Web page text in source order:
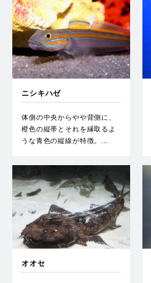
ニシキハゼ
体側の中央からやや背側に、
橙色の縦帯とそれを縁取るよ
うな青色の縦線が特徴。…
オオセ